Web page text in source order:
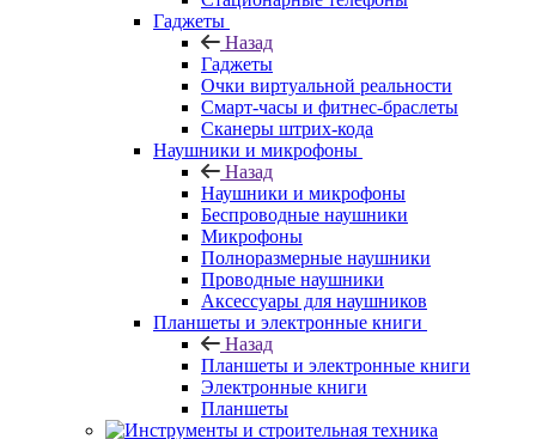
Гаджеты
Назад
Гаджеты
Очки виртуальной реальности
Смарт-часы и фитнес-браслеты
Сканеры штрих-кода
Наушники и микрофоны
Назад
Наушники и микрофоны
Беспроводные наушники
Микрофоны
Полноразмерные наушники
Проводные наушники
Аксессуары для наушников
Планшеты и электронные книги
Назад
Планшеты и электронные книги
Электронные книги
Планшеты